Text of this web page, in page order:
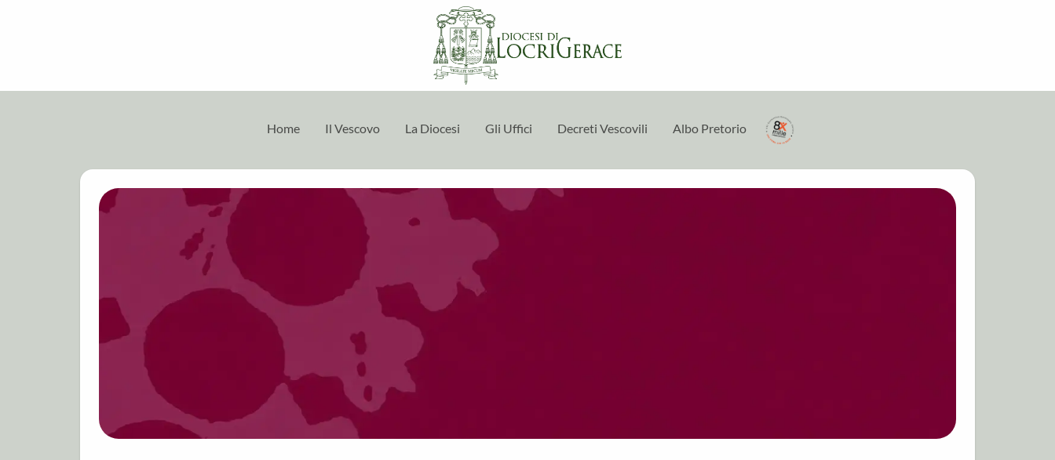
Home Il Vescovo La Diocesi Gli Uffici Decreti Vescovili Albo Pretorio